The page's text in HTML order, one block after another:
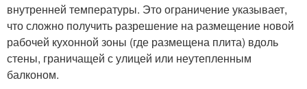
внутренней температуры. Это ограничение указывает,
что сложно получить разрешение на размещение новой
рабочей кухонной зоны (где размещена плита) вдоль
стены, граничащей с улицей или неутепленным
балконом.